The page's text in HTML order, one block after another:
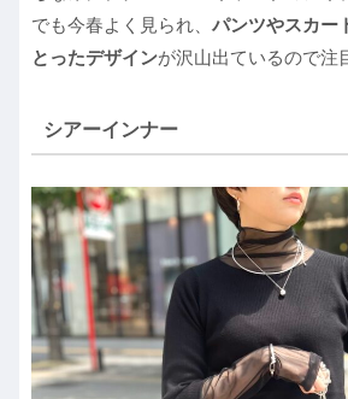
でも今春よく見られ、 パンツやスカー
とったデザインが沢山出ているので注
シアーインナー